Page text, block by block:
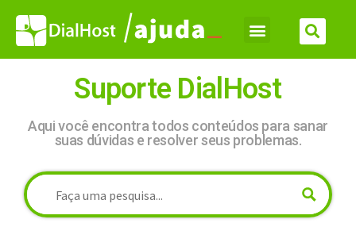
Suporte DialHost
Aqui você encontra todos conteúdos para sanar
suas dúvidas e resolver seus problemas.